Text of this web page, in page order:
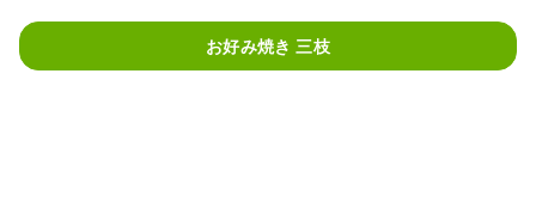
お好み焼き 三枝